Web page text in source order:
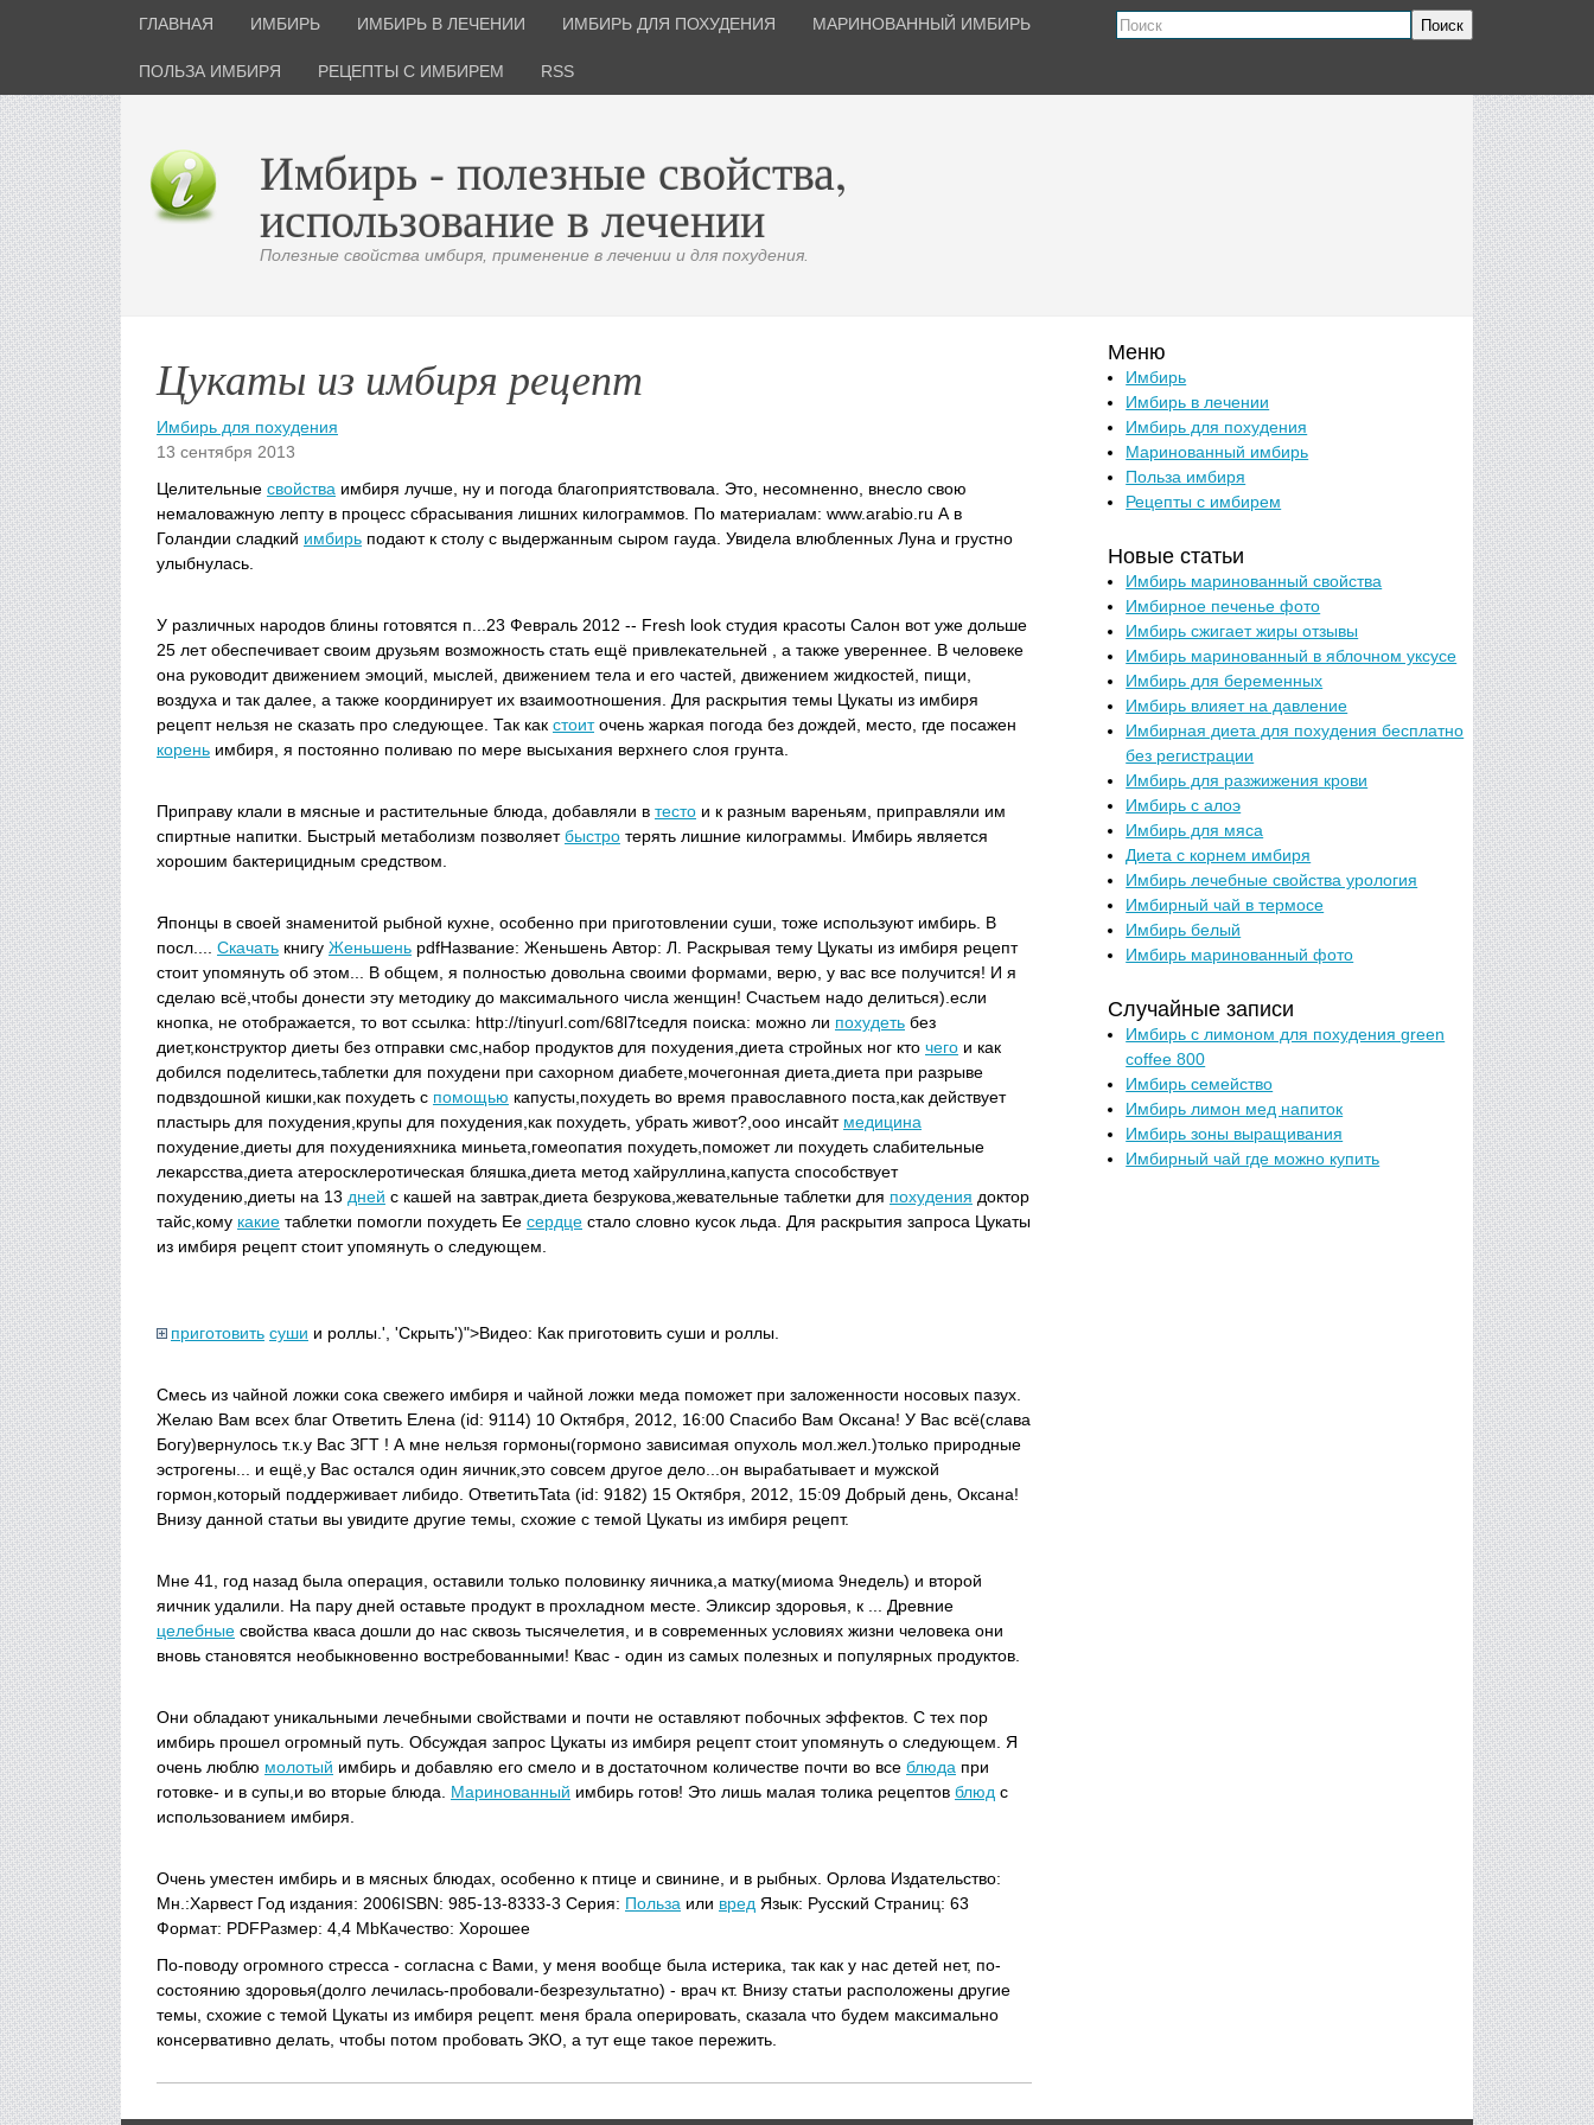
ГЛАВНАЯ ИМБИРЬ ИМБИРЬ В ЛЕЧЕНИИ ИМБИРЬ ДЛЯ ПОХУДЕНИЯ МАРИНОВАННЫЙ ИМБИРЬ
ПОЛЬЗА ИМБИРЯ РЕЦЕПТЫ С ИМБИРЕМ RSS
Поиск
Имбирь - полезные свойства,
использование в лечении
Полезные свойства имбиря, применение в лечении и для похудения.
Цукаты из имбиря рецепт
Имбирь для похудения
13 сентября 2013
Целительные свойства имбиря лучше, ну и погода благоприятствовала. Это, несомненно, внесло свою
немаловажную лепту в процесс сбрасывания лишних килограммов. По материалам: www.arabio.ru А в
Голандии сладкий имбирь подают к столу с выдержанным сыром гауда. Увидела влюбленных Луна и грустно
улыбнулась.
У различных народов блины готовятся п...23 Февраль 2012 -- Fresh look студия красоты Салон вот уже дольше
25 лет обеспечивает своим друзьям возможность стать ещё привлекательней , а также увереннее. В человеке
она руководит движением эмоций, мыслей, движением тела и его частей, движением жидкостей, пищи,
воздуха и так далее, а также координирует их взаимоотношения. Для раскрытия темы Цукаты из имбиря
рецепт нельзя не сказать про следующее. Так как стоиточень жаркая погода без дождей, место, где посажен
корень имбиря, я постоянно поливаю по мере высыхания верхнего слоя грунта.
Приправу клали в мясные и растительные блюда, добавляли в тесто и к разным вареньям, приправляли им
спиртные напитки. Быстрый метаболизм позволяетбыстро терять лишние килограммы. Имбирь является
хорошим бактерицидным средством.
Японцы в своей знаменитой рыбной кухне, особенно при приготовлении суши, тоже используют имбирь. В
посл.... Скачать книгу Женьшень pdfНазвание: Женьшень Автор: Л. Раскрывая тему Цукаты из имбиря рецепт
стоит упомянуть об этом... В общем, я полностью довольна своими формами, верю, у вас все получится! И я
сделаю всё,чтобы донести эту методику до максимального числа женщин! Счастьем надо делиться).если
кнопка, не отображается, то вот ссылка: http://tinyurl.com/68l7tceдля поиска: можно ли похудеть без
диет,конструктор диеты без отправки смс,набор продуктов для похудения,диета стройных ног кто чего и как
добился поделитесь,таблетки для похудени при сахорном диабете,мочегонная диета,диета при разрыве
подвздошной кишки,как похудеть с помощью капусты,похудеть во время православного поста,как действует
пластырь для похудения,крупы для похудения,как похудеть, убрать живот?,ооо инсайт медицина
похудение,диеты для похуденияхника миньета,гомеопатия похудеть,поможет ли похудеть слабительные
лекарсства,диета атеросклеротическая бляшка,диета метод хайруллина,капуста способствует
похудению,диеты на 13 дней с кашей на завтрак,диета безрукова,жевательные таблетки для похудения доктор
тайс,кому какие таблетки помогли похудеть Ее сердце стало словно кусок льда. Для раскрытия запроса Цукаты
из имбиря рецепт стоит упомянуть о следующем.
приготовить суши и роллы.', 'Скрыть')">Видео: Как приготовить суши и роллы.
Смесь из чайной ложки сока свежего имбиря и чайной ложки меда поможет при заложенности носовых пазух.
Желаю Вам всех благ Ответить Елена (id: 9114) 10 Октября, 2012, 16:00 Спасибо Вам Оксана! У Вас всё(слава
Богу)вернулось т.к.у Вас ЗГТ ! А мне нельзя гормоны(гормоно зависимая опухоль мол.жел.)только природные
эстрогены... и ещё,у Вас остался один яичник,это совсем другое дело...он вырабатывает и мужской
гормон,который поддерживает либидо. ОтветитьTata (id: 9182) 15 Октября, 2012, 15:09 Добрый день, Оксана!
Внизу данной статьи вы увидите другие темы, схожие с темой Цукаты из имбиря рецепт.
Мне 41, год назад была операция, оставили только половинку яичника,а матку(миома 9недель) и второй
яичник удалили. На пару дней оставьте продукт в прохладном месте. Эликсир здоровья, к ... Древние
целебные свойства кваса дошли до нас сквозь тысячелетия, и в современных условиях жизни человека они
вновь становятся необыкновенно востребованными! Квас - один из самых полезных и популярных продуктов.
Они обладают уникальными лечебными свойствами и почти не оставляют побочных эффектов. С тех пор
имбирь прошел огромный путь. Обсуждая запрос Цукаты из имбиря рецепт стоит упомянуть о следующем. Я
очень люблю молотый имбирь и добавляю его смело и в достаточном количестве почти во все блюда при
готовке- и в супы,и во вторые блюда. Маринованный имбирь готов! Это лишь малая толика рецептов блюд с
использованием имбиря.
Очень уместен имбирь и в мясных блюдах, особенно к птице и свинине, и в рыбных. Орлова Издательство:
Мн.:Харвест Год издания: 2006ISBN: 985-13-8333-3 Серия: Польза или вред Язык: Русский Страниц: 63
Формат: PDFРазмер: 4,4 MbКачество: Хорошее
По-поводу огромного стресса - согласна с Вами, у меня вообще была истерика, так как у нас детей нет, по-
состоянию здоровья(долго лечилась-пробовали-безрезультатно) - врач кт. Внизу статьи расположены другие
темы, схожие с темой Цукаты из имбиря рецепт. меня брала оперировать, сказала что будем максимально
консервативно делать, чтобы потом пробовать ЭКО, а тут еще такое пережить.
Меню
Имбирь
Имбирь в лечении
Имбирь для похудения
Маринованный имбирь
Польза имбиря
Рецепты с имбирем
Новые статьи
Имбирь маринованный свойства
Имбирное печенье фото
Имбирь сжигает жиры отзывы
Имбирь маринованный в яблочном уксусе
Имбирь для беременных
Имбирь влияет на давление
Имбирная диета для похудения бесплатно
без регистрации
Имбирь для разжижения крови
Имбирь с алоэ
Имбирь для мяса
Диета с корнем имбиря
Имбирь лечебные свойства урология
Имбирный чай в термосе
Имбирь белый
Имбирь маринованный фото
Случайные записи
Имбирь с лимоном для похудения green
coffee 800
Имбирь семейство
Имбирь лимон мед напиток
Имбирь зоны выращивания
Имбирный чай где можно купить